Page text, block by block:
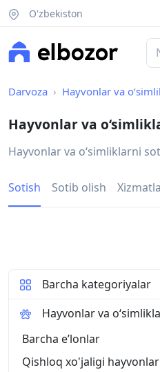
O'zbekiston
Darvoza Hayvonlar va
Hayvonlar va
Hayvonlar va oʻsimliklarni
Sotish Sotib olish
Barcha kategoriyalar
Hayvonlar va
Barcha eʼlonlar
Qishloq xo'jaligi